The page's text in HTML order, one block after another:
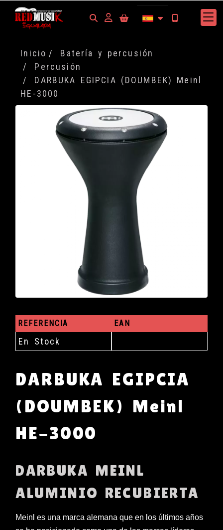
Identifícate
Inicio
Batería y percusión
Percusión
DARBUKA EGIPCIA (DOUMBEK) Meinl
HE-3000
REFERENCIA
En Stock
EAN
DARBUKA EGIPCIA
(DOUMBEK) Meinl
HE-3000
DARBUKA MEINL
ALUMINIO RECUBIERTA
Meinl es una marca alemana que en los últimos años